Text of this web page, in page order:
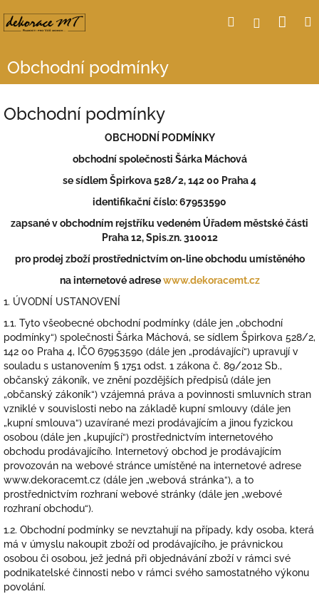
na
obsah
HledatPřihlášení
Obchodní podmínky
Obchodní podmínky
OBCHODNÍ PODMÍNKY
obchodní společnosti Šárka Máchová
se sídlem Špirkova 528/2, 142 00 Praha 4
identifikační číslo: 67953590
zapsané v obchodním rejstříku vedeném Úřadem městské části
Praha 12, Spis.zn. 310012
pro prodej zboží prostřednictvím on-line obchodu umístěného
na internetové adresewww.dekoracemt.cz
1. ÚVODNÍ USTANOVENÍ
1.1. Tyto všeobecné obchodní podmínky (dále jen „obchodní
podmínky“) společnosti Šárka Máchová, se sídlem Špirkova 528/2,
142 00 Praha 4, IČO 67953590 (dále jen „prodávající“) upravují v
souladu s ustanovením § 1751 odst. 1 zákona č. 89/2012 Sb.,
občanský zákoník, ve znění pozdějších předpisů (dále jen
„občanský zákoník“) vzájemná práva a povinnosti smluvních stran
vzniklé v souvislosti nebo na základě kupní smlouvy (dále jen
„kupní smlouva“) uzavírané mezi prodávajícím a jinou fyzickou
osobou (dále jen „kupující“) prostřednictvím internetového
obchodu prodávajícího. Internetový obchod je prodávajícím
provozován na webové stránce umístěné na internetové adrese
www.dekoracemt.cz (dále jen „webová stránka“), a to
prostřednictvím rozhraní webové stránky (dále jen „webové
rozhraní obchodu“).
1.2. Obchodní podmínky se nevztahují na případy, kdy osoba, která
má v úmyslu nakoupit zboží od prodávajícího, je právnickou
osobou či osobou, jež jedná při objednávání zboží v rámci své
podnikatelské činnosti nebo v rámci svého samostatného výkonu
povolání.